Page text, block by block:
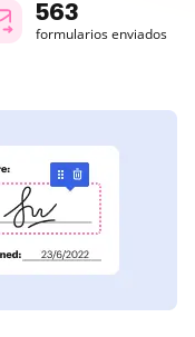
563
formularios enviados